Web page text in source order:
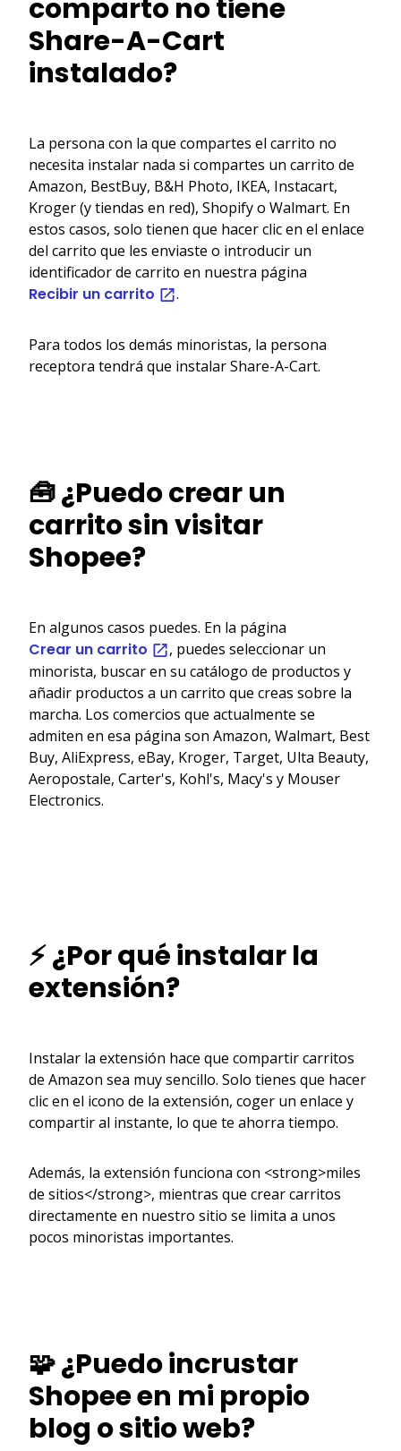
comparto no tiene
Share-A-Cart
instalado?
La persona con la que compartes el carrito no
necesita instalar nada si compartes un carrito de
Amazon, BestBuy, B&H Photo, IKEA, Instacart,
Kroger (y tiendas en red), Shopify o Walmart. En
estos casos, solo tienen que hacer clic en el enlace
del carrito que les enviaste o introducir un
identificador de carrito en nuestra página
Recibir un carrito .
Para todos los demás minoristas, la persona
receptora tendrá que instalar Share-A-Cart.
🧰 ¿Puedo crear un
carrito sin visitar
Shopee?
En algunos casos puedes. En la página
Crear un carrito
, puedes seleccionar un
minorista, buscar en su catálogo de productos y
añadir productos a un carrito que creas sobre la
marcha. Los comercios que actualmente se
admiten en esa página son Amazon, Walmart, Best
Buy, AliExpress, eBay, Kroger, Target, Ulta Beauty,
Aeropostale, Carter's, Kohl's, Macy's y Mouser
Electronics.
⚡ ¿Por qué instalar la
extensión?
Instalar la extensión hace que compartir carritos
de Amazon sea muy sencillo. Solo tienes que hacer
clic en el icono de la extensión, coger un enlace y
compartir al instante, lo que te ahorra tiempo.
Además, la extensión funciona con <strong>miles
de sitios</strong>, mientras que crear carritos
directamente en nuestro sitio se limita a unos
pocos minoristas importantes.
🧩 ¿Puedo incrustar
Shopee en mi propio
blog o sitio web?